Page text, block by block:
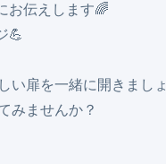
お伝えします🌈
💪
い扉を一緒に開きましょ
みませんか？